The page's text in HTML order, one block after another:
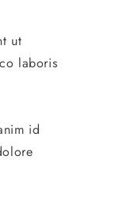
ut
laboris
id